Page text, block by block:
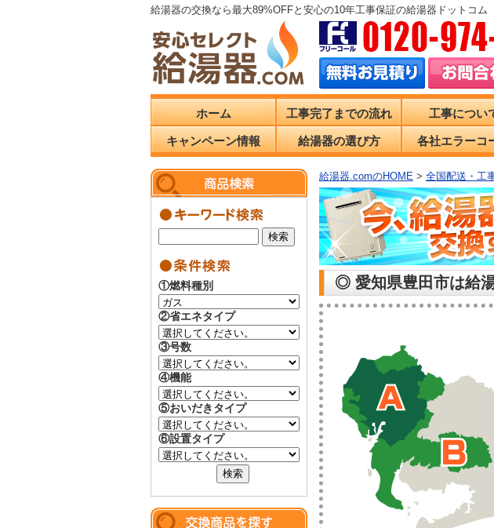
給湯器の交換なら最大89%OFFと安心の10年工事保証の給湯器ドットコム
ホーム 工事完了までの流れ 工事につい
キャンペーン情報 給湯器の選び方 各社エラーコ
給湯器.comのHOME > 全国配送・工
◎ 愛知県豊田市は給
①燃料種別
②省エネタイプ
③号数
④機能
⑤おいだきタイプ
⑥設置タイプ